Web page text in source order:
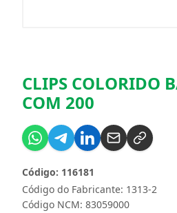
CLIPS COLORIDO
COM 200
Código do Fabricante: 1313-2
Código: 116181
Código NCM: 83059000